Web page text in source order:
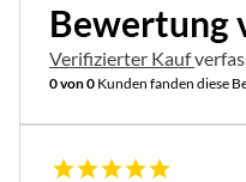
Bewertung
Verifizierter Kauf
0 von 0 Kunden fanden diese
5 von 5